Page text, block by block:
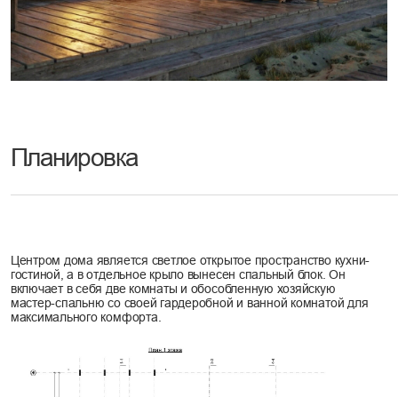
Технические характеристики
долговечности и комфорта.